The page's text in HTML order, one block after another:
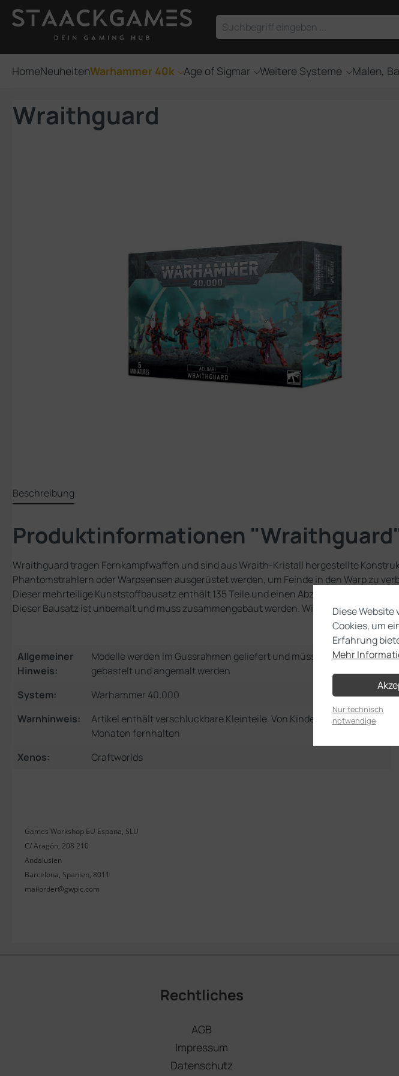
Hauptinhalt springen
Zur Suche springen
HomeNeuheitenWarhammer 40k Age of Sigmar Weitere Systeme Malen,
Wraithguard
Beschreibung
Produktinformationen
Wraithguard tragen Fernkampfwaffen und sind aus Wraith-Kristall hergestellte
Phantomstrahlern oder Warpsensen ausgerüstet werden, um Feinde in den Warp zu
Dieser mehrteilige Kunststoffbausatz enthält 135 Teile und einen Abziehbilderbogen
Dieser Bausatz ist unbemalt und muss zusammengebaut werden. Wir empfehlen die
Allgemeiner
Hinweis:
Modelle werden im Gussrahmen geliefert und müssen noch selbst
gebastelt und angemalt werden
System:
Warhammer 40.000
Warnhinweis:
Artikel enthält verschluckbare Kleinteile. Von Kindern unter 36
Monaten fernhalten
Xenos:
Craftworlds
Games Workshop EU Espana, SLU
C/ Aragón, 208 210
Andalusien
Barcelona, Spanien, 8011
mailorder@gwplc.com
Rechtliches
AGB
Impressum
Datenschutz
Diese Website
Cookies, um
Erfahrung
Mehr
Nur technisch
notwendige